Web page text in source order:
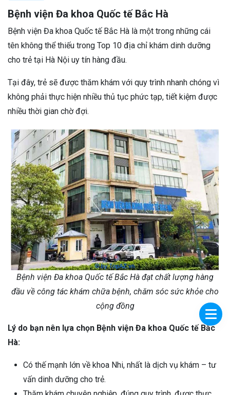
Bệnh viện Đa khoa Quốc tế Bắc Hà
Bệnh viện Đa khoa Quốc tế Bắc Hà là một trong những cái
tên không thể thiếu trong Top 10 địa chỉ khám dinh dưỡng
cho trẻ tại Hà Nội uy tín hàng đầu.
Tại đây, trẻ sẽ được thăm khám với quy trình nhanh chóng vì
không phải thực hiện nhiều thủ tục phức tạp, tiết kiệm được
nhiều thời gian chờ đợi.
Bệnh viện Đa khoa Quốc tế Bắc Hà đạt chất lượng hàng
đầu về công tác khám chữa bệnh, chăm sóc sức khỏe cho
cộng đồng
Lý do bạn nên lựa chọn Bệnh viện Đa khoa Quốc tế Bắc
Hà:
Có thế mạnh lớn về khoa Nhi, nhất là dịch vụ khám – tư
vấn dinh dưỡng cho trẻ.